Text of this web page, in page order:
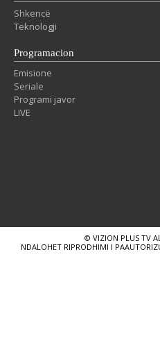
Shkencë
Teknologji
Programacion
Emisione
Seriale
Programi javor
LIVE
© VIZION PLUS TV
NDALOHET RIPRODHIMI I